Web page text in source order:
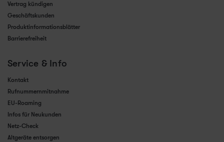
Vertrag kündigen
Geschäftskunden
Produktinformationsblätter
Barrierefreiheit
Service & Info
Kontakt
Rufnummernmitnahme
EU-Roaming
Infos für Neukunden
Netz-Check
Altgeräte entsorgen